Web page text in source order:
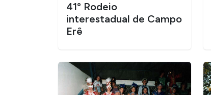
41º Rodeio
interestadual de Campo
Erê